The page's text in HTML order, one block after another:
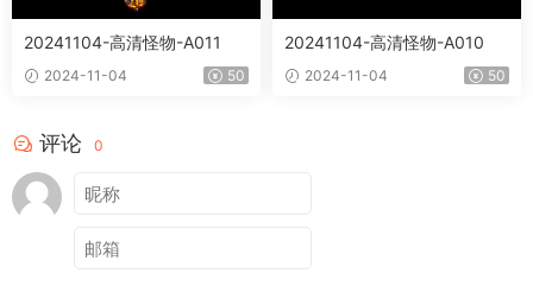
20241104-高清怪物-A011
2024-11-04 50
20241104-高清怪物-A010
2024-11-04 50
评论 0